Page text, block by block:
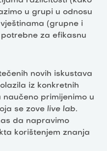
u grupi u odnosu
(grupne i
za efikasnu
novih iskustava
iz konkretnih
primijenimo u
se zove live lab.
da napravimo
korištenjem znanja